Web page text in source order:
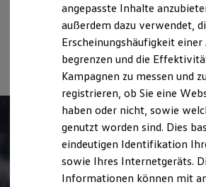
Digitale Extras
Schnittstellen zu Ihrem
Marke und Erlebnis
Volkswagen R und R
R-Modelle
R Experience
Driving Experience
Volkswagen entdecken
Werkbesichtigung
Lifestyle Shop
T-Roc Kollektion
Golf Kollektion
Witterungs- und
individuellen Fahrverhalten den
Stromverbrauch, die CO₂-Emissionen
Fahrleistungswerte eines Fahrzeugs
angepasste Inhalte
außerdem dazu verwendet,
Erscheinungshäufigkeit einer
begrenzen und die
Kampagnen zu messen und
registrieren, ob Sie eine
haben oder nicht, sowie
genutzt worden sind. Dies
eindeutigen Identifikation
sowie Ihres Internetgeräts.
Informationen können mit